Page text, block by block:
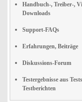
Handbuch-, Treiber-,
Downloads
Support-FAQs
Erfahrungen, Beiträge
Diskussions-Forum
Testergebnisse aus
Testberichten